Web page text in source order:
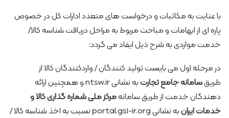
با عنایت به مکاتبات و درخواست های متعدد ادارات کل در خصوص
پاره ای از ابهامات و مباحث مربوط به مراحل دریافت شناسه کالا/
خدمت مواردی به شرح ذیل ایفاد می گردد:
در مرحله اول می بایست تولید کنندگان / واردکنندگان کالا از
طریقسامانه جامع تجارت
به نشانی ntsw.ir و همچنین ارائه
دهندگان خدمت از طریق سامانهمرکز ملی شماره گذاری کالا و
خدمات ایران
به نشانی portal.gs1-ir.org نسبت به اخذ شناسه کالا /